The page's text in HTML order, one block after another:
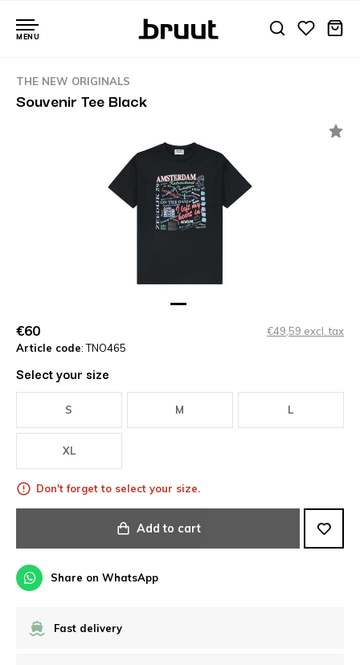
MENU
THE NEW ORIGINALS
Souvenir Tee Black
€60
€49,59 excl. tax
Article code: TNO465
Select your size
S M L
XL
Don't forget to select your size.
Add to cart
Share on WhatsApp
Fast delivery